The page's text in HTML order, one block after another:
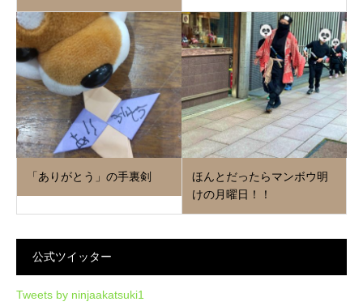
「ありがとう」の手裏剣
ほんとだったらマンボウ明
けの月曜日！！
公式ツイッター
Tweets by ninjaakatsuki1